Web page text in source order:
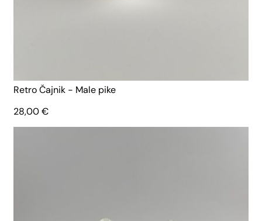
Retro Čajnik - Male pike
28,00€